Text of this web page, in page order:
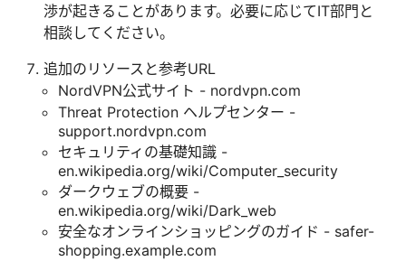
渉が起きることがあります。必要に応じてIT部門と
相談してください。
追加のリソースと参考URL
NordVPN公式サイト - nordvpn.com
Threat Protection ヘルプセンター -
support.nordvpn.com
セキュリティの基礎知識 -
en.wikipedia.org/wiki/Computer_security
ダークウェブの概要 -
en.wikipedia.org/wiki/Dark_web
安全なオンラインショッピングのガイド - safer-
shopping.example.com